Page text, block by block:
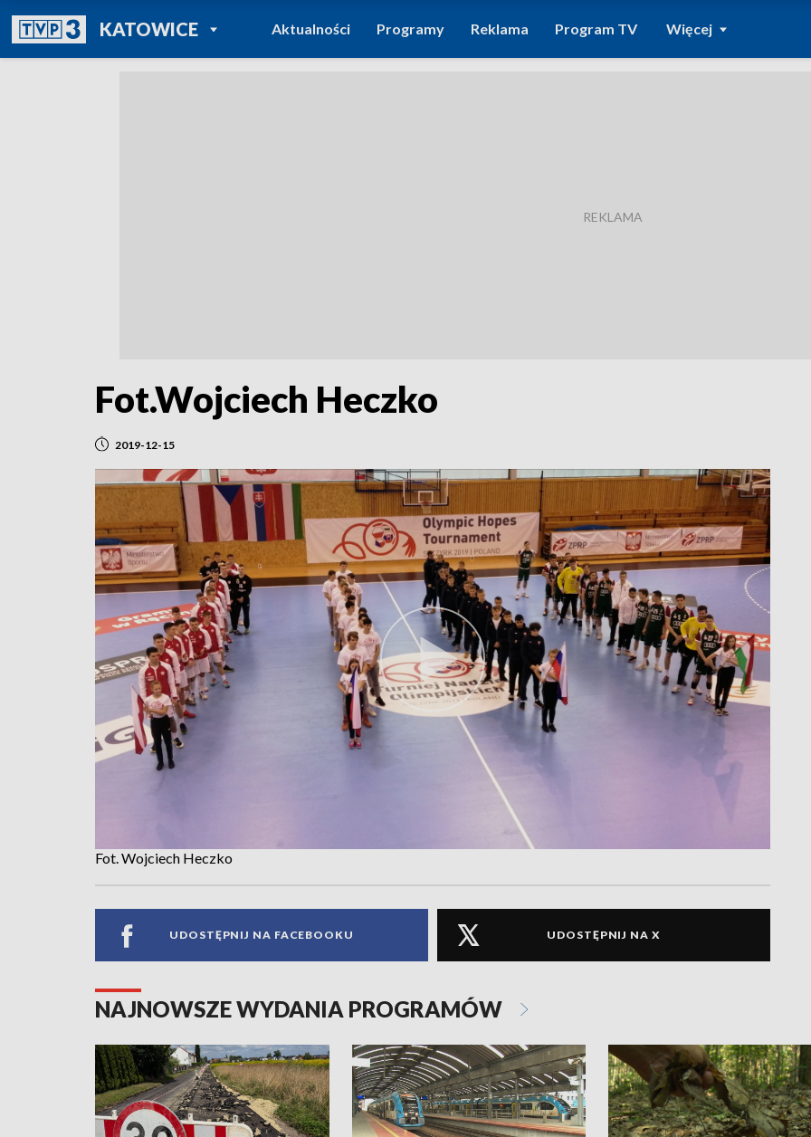
KATOWICEPOWRÓT DO
TVP REGIONY
Aktualności Programy Reklama Program TV Więcej
Fot.Wojciech Heczko
2019-12-15
Fot. Wojciech Heczko
UDOSTĘPNIJ NA FACEBOOKU UDOSTĘPNIJ NA X
NAJNOWSZE WYDANIA PROGRAMÓW